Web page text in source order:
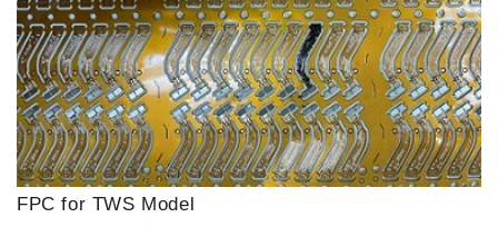
FPC for TWS Model